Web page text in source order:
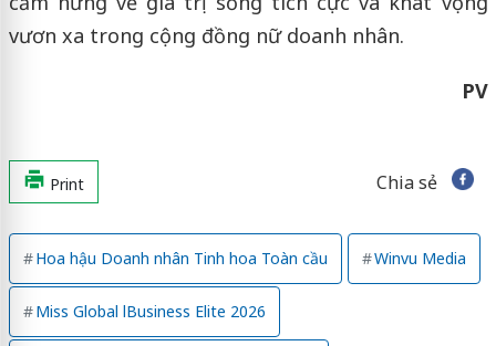
vươn xa trong cộng đồng nữ doanh nhân.
PV
Print Chia sẻ
Hoa hậu Doanh nhân Tinh hoa Toàn cầu Winvu Media
Miss Global lBusiness Elite 2026